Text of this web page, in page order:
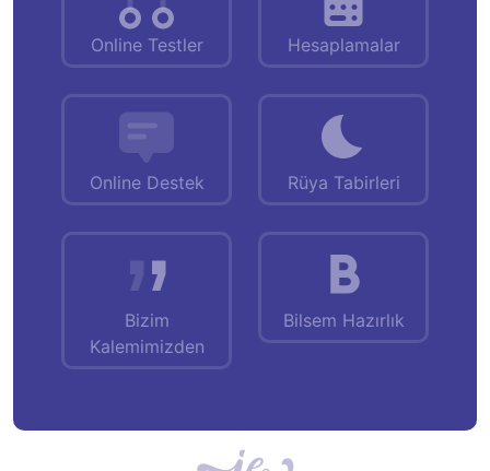
Online Testler Hesaplamalar
Online Destek Rüya Tabirleri
Bizim
Kalemimizden
Bilsem Hazırlık